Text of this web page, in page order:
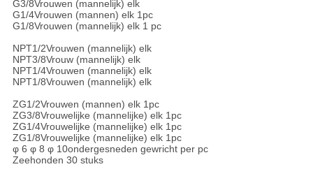
G3/8Vrouwen (mannelijk) elk
G1/4Vrouwen (mannen) elk 1pc
G1/8Vrouwen (mannelijk) elk 1 pc
NPT1/2Vrouwen (mannelijk) elk
NPT3/8Vrouw (mannelijk) elk
NPT1/4Vrouwen (mannelijk) elk
NPT1/8Vrouwen (mannelijk) elk
ZG1/2Vrouwen (mannen) elk 1pc
ZG3/8Vrouwelijke (mannelijke) elk 1pc
ZG1/4Vrouwelijke (mannelijke) elk 1pc
ZG1/8Vrouwelijke (mannelijke) elk 1pc
φ 6 φ 8 φ 10ondergesneden gewricht per pc
Zeehonden 30 stuks